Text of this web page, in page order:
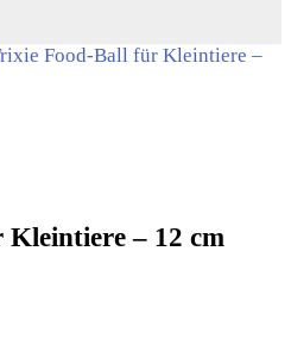
Food-Ball für Kleintiere –
– 12 cm